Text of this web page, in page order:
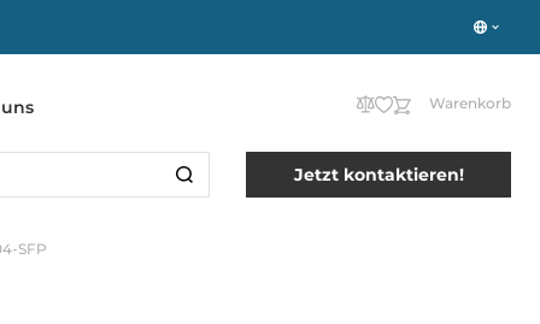
Warenkorb
Jetzt kontaktieren!
SFP